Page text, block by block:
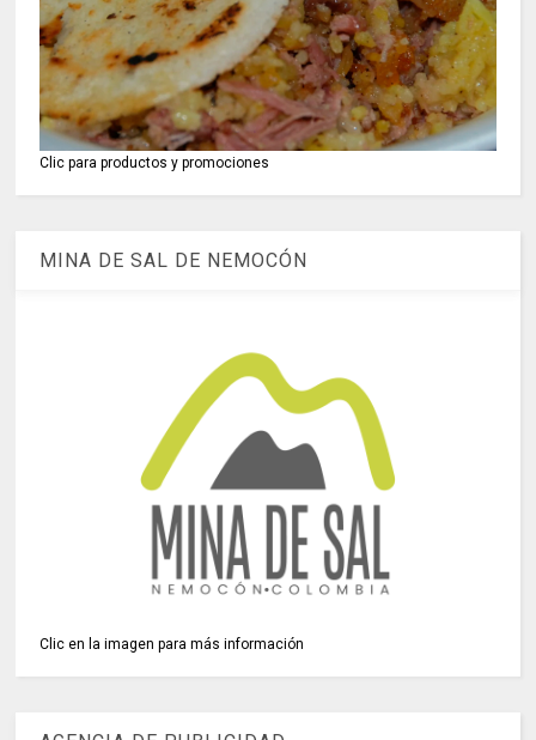
Clic para productos y promociones
MINA DE SAL DE NEMOCÓN
Clic en la imagen para más información